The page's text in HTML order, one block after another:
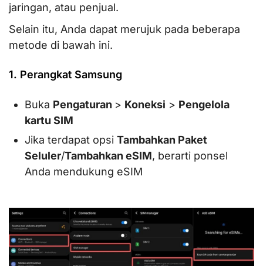
jaringan, atau penjual.
Selain itu, Anda dapat merujuk pada beberapa
metode di bawah ini.
1. Perangkat Samsung
Buka Pengaturan > Koneksi > Pengelola
kartu SIM
Jika terdapat opsi Tambahkan Paket
Seluler/Tambahkan eSIM, berarti ponsel
Anda mendukung eSIM